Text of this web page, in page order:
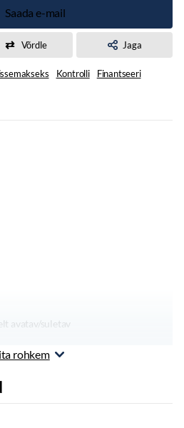
Saada e-mail
Võrdle Jaga
Kontrolli Finantseeri
avatav/suletav
rohkem